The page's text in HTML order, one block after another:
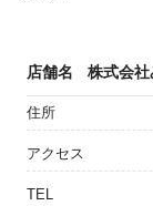
店舗名 株式会
住所
アクセス
TEL